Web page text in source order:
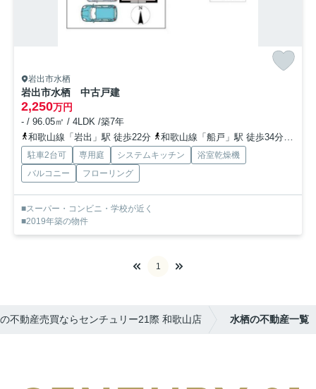
岩出市水栖
岩出市水栖 中古戸建
2,250万円
- / 96.05㎡ / 4LDK /築7年
和歌山線「岩出」駅 徒歩22分
和歌山線「船戸」駅 徒歩34分
駐車2台可 専用庭 システムキッチン
浴室乾燥機
バルコニー
フローリング
■スーパー・コンビニ・学校が近く
■2019年築の物件
1
不動産売買ならセンチュリー21際 和歌山店 水栖の不動産一覧